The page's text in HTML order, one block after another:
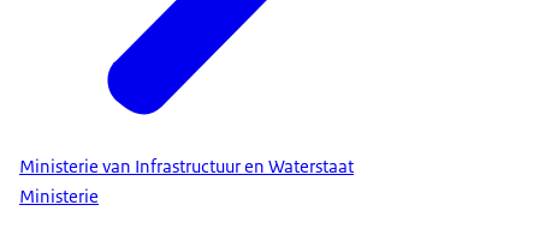
Ministerie van Infrastructuur en Waterstaat
Ministerie